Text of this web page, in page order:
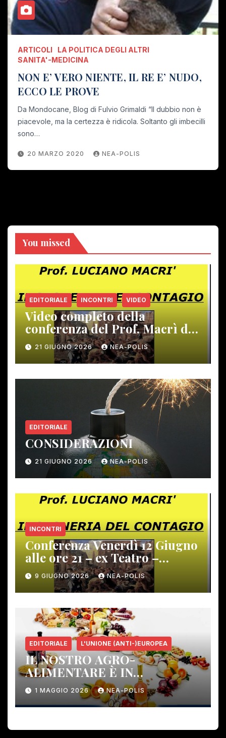
ARTICOLI
LA POLITICA DEGLI ALTRI
SANITA'-MEDICINA
NON E’ VERO NIENTE, IL RE E’ NUDO,
ECCO LE PROVE
Da Mondocane, Blog di Fulvio Grimaldi “Il dubbio non è
piacevole, ma la certezza è ridicola. Soltanto gli imbecilli
sono…
20 MARZO 2020 NEA-POLIS
You missed
EDITORIALE INCONTRI VIDEO
Video completo della
conferenza del Prof. Macrì del
12 giugno scorso
21 GIUGNO 2026 NEA-POLIS
EDITORIALE
CONSIDERAZIONI
21 GIUGNO 2026 NEA-POLIS
INCONTRI
Conferenza Venerdì 12 Giugno
alle ore 21 – ex Teatro –
Gambassi Terme –
9 GIUGNO 2026 NEA-POLIS
EDITORIALE L'UNIONE (ANTI-)EUROPEA
IL NOSTRO AGRO-
ALIMENTARE È IN
PERICOLO!
1 MAGGIO 2026 NEA-POLIS